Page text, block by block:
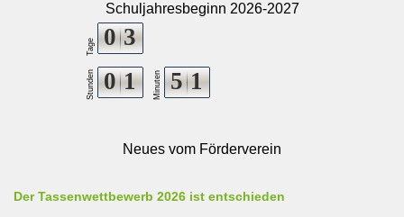
Schuljahresbeginn 2026-2027
Tage 0 3
Stunden 0 1 Minuten 5 1
Neues vom Förderverein
Der Tassenwettbewerb 2026 ist entschieden